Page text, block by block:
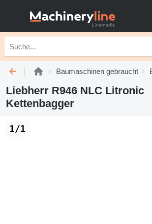
Baumaschinen gebraucht
Liebherr R946 NLC Litronic
Kettenbagger
1/1